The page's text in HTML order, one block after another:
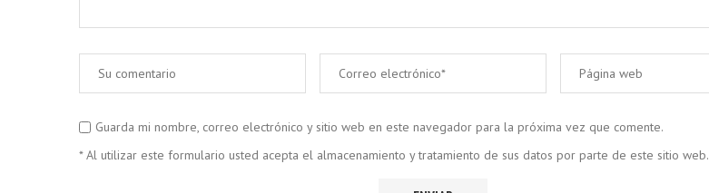
Guarda mi nombre, correo electrónico y sitio web en este navegador para la próxima vez que comente.
* Al utilizar este formulario usted acepta el almacenamiento y tratamiento de sus datos por parte de este sitio web.